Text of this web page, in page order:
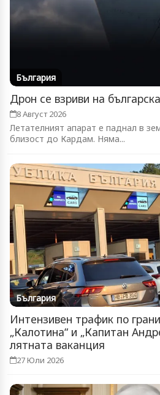
България
Дрон се взриви на
8 Август 2026
Летателният апарат е паднал в
близост до Кардам. Няма...
България
Интензивен трафик по
„Калотина“ и „Капитан
лятната ваканция
27 Юли 2026